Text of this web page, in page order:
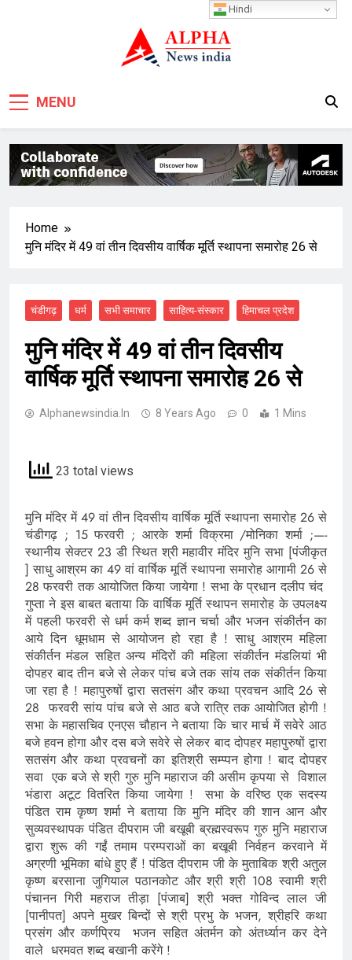
MENU
Home
मुनि मंदिर में 49 वां तीन दिवसीय वार्षिक मूर्ति स्थापना समारोह 26 से
चंडीगढ़ धर्म सभी समाचार साहित्य-संस्कार हिमाचल प्रदेश
मुनि मंदिर में 49 वां तीन दिवसीय
वार्षिक मूर्ति स्थापना समारोह 26 से
Alphanewsindia.in 8 Years Ago 0 1 Mins
23 total views
मुनि मंदिर में 49 वां तीन दिवसीय वार्षिक मूर्ति स्थापना समारोह 26 से
चंडीगढ़ ; 15 फरवरी ; आरके शर्मा विक्रमा /मोनिका शर्मा ;—-
स्थानीय सेक्टर 23 डी स्थित श्री महावीर मंदिर मुनि सभा [पंजीकृत
] साधु आश्रम का 49 वां वार्षिक मूर्ति स्थापना समारोह आगामी 26 से
28 फरवरी तक आयोजित किया जायेगा ! सभा के प्रधान दलीप चंद
गुप्ता ने इस बाबत बताया कि वार्षिक मूर्ति स्थापन समारोह के उपलक्ष्य
में पहली फरवरी से धर्म कर्म शब्द ज्ञान चर्चा और भजन संकीर्तन का
आये दिन धूमधाम से आयोजन हो रहा है ! साधु आश्रम महिला
संकीर्तन मंडल सहित अन्य मंदिरों की महिला संकीर्तन मंडलियां भी
दोपहर बाद तीन बजे से लेकर पांच बजे तक सांय तक संकीर्तन किया
जा रहा है ! महापुरुषों द्वारा सतसंग और कथा प्रवचन आदि 26 से
28 फरवरी सांय पांच बजे से आठ बजे रात्रि तक आयोजित होगी !
सभा के महासचिव एनएस चौहान ने बताया कि चार मार्च में सवेरे आठ
बजे हवन होगा और दस बजे सवेरे से लेकर बाद दोपहर महापुरुषों द्वारा
सतसंग और कथा प्रवचनों का इतिश्री सम्प्पन होगा ! बाद दोपहर
सवा एक बजे से श्री गुरु मुनि महाराज की असीम कृपया से विशाल
भंडारा अटूट वितरित किया जायेगा ! सभा के वरिष्ठ एक सदस्य
पंडित राम कृष्ण शर्मा ने बताया कि मुनि मंदिर की शान आन और
सुव्यवस्थापक पंडित दीपराम जी बखूबी ब्रह्मस्वरूप गुरु मुनि महाराज
द्वारा शुरू की गईं तमाम परम्पराओं का बखूबी निर्वहन करवाने में
अग्रणी भूमिका बांधे हुए हैं ! पंडित दीपराम जी के मुताबिक श्री अतुल
कृष्ण बरसाना जुगियाल पठानकोट और श्री श्री 108 स्वामी श्री
पंचानन गिरी महराज तीड़ा [पंजाब] श्री भक्त गोविन्द लाल जी
[पानीपत] अपने मुखर बिन्दों से श्री प्रभु के भजन, श्रीहरि कथा
प्रसंग और कर्णप्रिय भजन सहित अंतर्मन को अंतर्ध्यान कर देने
वाले धरमवत शब्द बखानी करेंगे !
Hindi